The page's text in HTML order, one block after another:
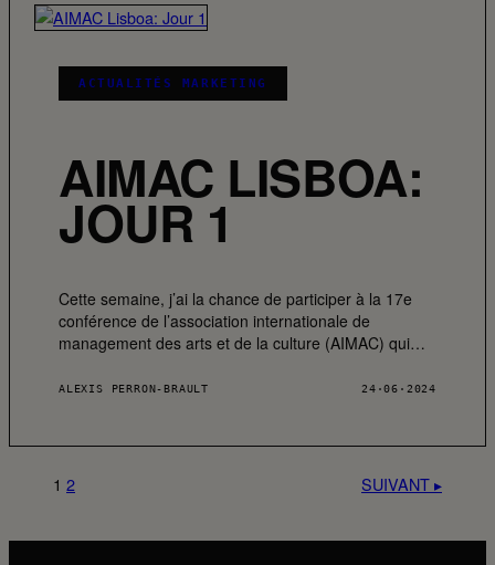
ACTUALITÉS MARKETING
AIMAC LISBOA:
JOUR 1
Cette semaine, j’ai la chance de participer à la 17e
conférence de l’association internationale de
management des arts et de la culture (AIMAC) qui…
ALEXIS PERRON-BRAULT 24·06·2024
1 2 SUIVANT ▸